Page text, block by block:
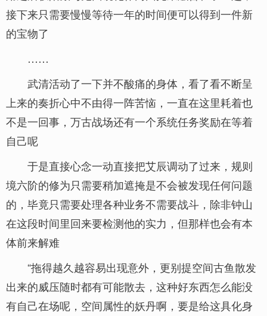
接下来只需要慢慢等待一年的时间便可以得到一件新
的宝物了
……
武清活动了一下并不酸痛的身体，看了看不断呈
上来的奏折心中不由得一阵苦恼，一直在这里耗着也
不是一回事，万古战场还有一个系统任务奖励在等着
自己呢
于是直接心念一动直接把艾辰调动了过来，规则
境六阶的修为只需要稍加遮掩是不会被发现任何问题
的，毕竟只需要处理各种业务不需要战斗，除非钟山
在这段时间里回来要检测他的实力，但那样也会有本
体前来解难
“拖得越久越容易出现意外，更别提空间古鱼散发
出来的威压随时都有可能散去，这种好东西怎么能没
有自己在场呢，空间属性的妖丹啊，要是给这具化身